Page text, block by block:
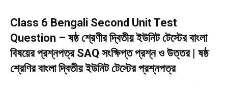
Class 6 Bengali Second Unit Test
Question – ষষ্ঠ শ্রেণীর দ্বিতীয় ইউনিট টেস্টের বাংলা
বিষয়ের প্রশ্নপত্র SAQ সংক্ষিপ্ত প্রশ্ন ও উত্তর | ষষ্ঠ
শ্রেণির বাংলা দ্বিতীয় ইউনিট টেস্টের প্রশ্নপত্র